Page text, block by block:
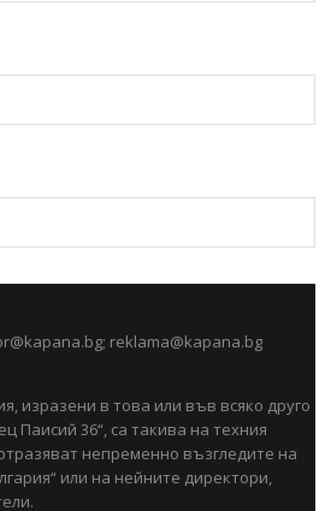
; reklama@kapana.bg
изразени в това или във всяко друго
Паисий 36“, са такива на техния
непременно възгледите на
или на нейните директори,